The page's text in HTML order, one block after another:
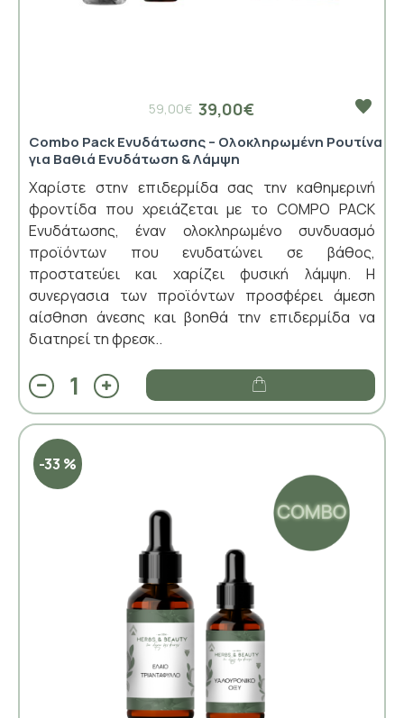
39,00€
59,00€
Combo Pack Ενυδάτωσης – Ολοκληρωμένη Ρουτίνα
για Βαθιά Ενυδάτωση & Λάμψη
Χαρίστε στην επιδερμίδα σας την καθημερινή
φροντίδα που χρειάζεται με το COMPO PACK
Ενυδάτωσης, έναν ολοκληρωμένο συνδυασμό
προϊόντων που ενυδατώνει σε βάθος,
προστατεύει και χαρίζει φυσική λάμψη. Η
συνεργασια των προϊόντων προσφέρει άμεση
αίσθηση άνεσης και βοηθά την επιδερμίδα να
διατηρεί τη φρεσκ..
-33 %